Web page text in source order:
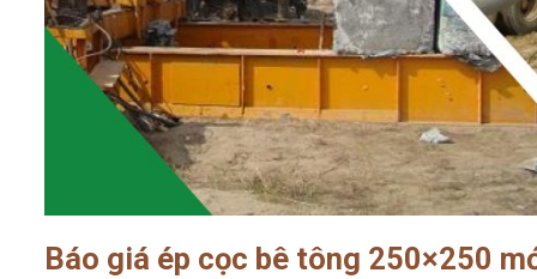
Báo giá ép cọc bê tông 250×250